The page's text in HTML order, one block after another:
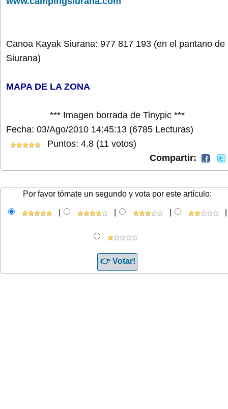
Canoa Kayak Siurana: 977 817 193 (en el pantano de
Siurana)
MAPA DE LA ZONA
*** Imagen borrada de Tinypic ***
Fecha: 03/Ago/2010 14:45:13 (6785 Lecturas)
Puntos: 4.8 (11 votos)
Compartir:
Por favor tómate un segundo y vota por este artículo: